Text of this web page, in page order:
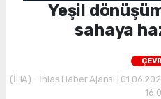
Yeşil
sahaya
(İHA) - İhlas Haber Ajansı |